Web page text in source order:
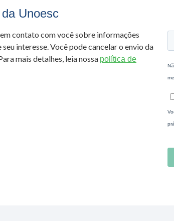
Unoesc
contato com você sobre informações
interesse. Você pode cancelar o envio da
mais detalhes, leia nossa política de